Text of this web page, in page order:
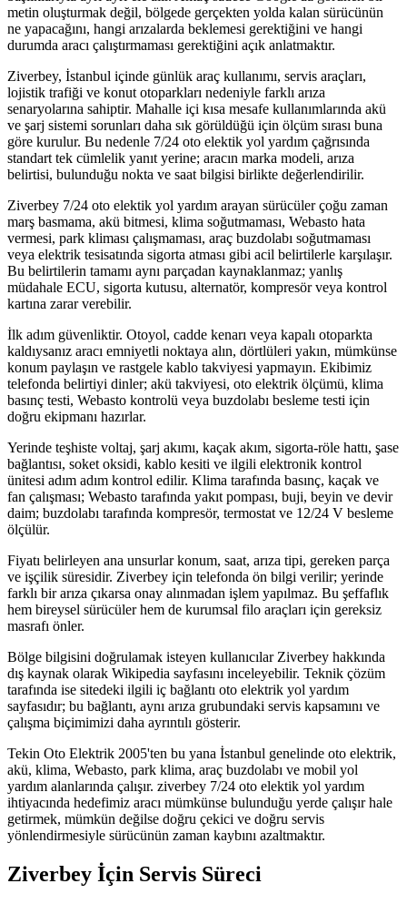
metin oluşturmak değil, bölgede gerçekten yolda kalan sürücünün
ne yapacağını, hangi arızalarda beklemesi gerektiğini ve hangi
durumda aracı çalıştırmaması gerektiğini açık anlatmaktır.
Ziverbey, İstanbul içinde günlük araç kullanımı, servis araçları,
lojistik trafiği ve konut otoparkları nedeniyle farklı arıza
senaryolarına sahiptir. Mahalle içi kısa mesafe kullanımlarında akü
ve şarj sistemi sorunları daha sık görüldüğü için ölçüm sırası buna
göre kurulur. Bu nedenle 7/24 oto elektik yol yardım çağrısında
standart tek cümlelik yanıt yerine; aracın marka modeli, arıza
belirtisi, bulunduğu nokta ve saat bilgisi birlikte değerlendirilir.
Ziverbey 7/24 oto elektik yol yardım arayan sürücüler çoğu zaman
marş basmama, akü bitmesi, klima soğutmaması, Webasto hata
vermesi, park kliması çalışmaması, araç buzdolabı soğutmaması
veya elektrik tesisatında sigorta atması gibi acil belirtilerle karşılaşır.
Bu belirtilerin tamamı aynı parçadan kaynaklanmaz; yanlış
müdahale ECU, sigorta kutusu, alternatör, kompresör veya kontrol
kartına zarar verebilir.
İlk adım güvenliktir. Otoyol, cadde kenarı veya kapalı otoparkta
kaldıysanız aracı emniyetli noktaya alın, dörtlüleri yakın, mümkünse
konum paylaşın ve rastgele kablo takviyesi yapmayın. Ekibimiz
telefonda belirtiyi dinler; akü takviyesi, oto elektrik ölçümü, klima
basınç testi, Webasto kontrolü veya buzdolabı besleme testi için
doğru ekipmanı hazırlar.
Yerinde teşhiste voltaj, şarj akımı, kaçak akım, sigorta-röle hattı, şase
bağlantısı, soket oksidi, kablo kesiti ve ilgili elektronik kontrol
ünitesi adım adım kontrol edilir. Klima tarafında basınç, kaçak ve
fan çalışması; Webasto tarafında yakıt pompası, buji, beyin ve devir
daim; buzdolabı tarafında kompresör, termostat ve 12/24 V besleme
ölçülür.
Fiyatı belirleyen ana unsurlar konum, saat, arıza tipi, gereken parça
ve işçilik süresidir. Ziverbey için telefonda ön bilgi verilir; yerinde
farklı bir arıza çıkarsa onay alınmadan işlem yapılmaz. Bu şeffaflık
hem bireysel sürücüler hem de kurumsal filo araçları için gereksiz
masrafı önler.
Bölge bilgisini doğrulamak isteyen kullanıcılar Ziverbey hakkında
dış kaynak olarak Wikipedia sayfasını inceleyebilir. Teknik çözüm
tarafında ise sitedeki ilgili iç bağlantı oto elektrik yol yardım
sayfasıdır; bu bağlantı, aynı arıza grubundaki servis kapsamını ve
çalışma biçimimizi daha ayrıntılı gösterir.
Tekin Oto Elektrik 2005'ten bu yana İstanbul genelinde oto elektrik,
akü, klima, Webasto, park klima, araç buzdolabı ve mobil yol
yardım alanlarında çalışır. ziverbey 7/24 oto elektik yol yardım
ihtiyacında hedefimiz aracı mümkünse bulunduğu yerde çalışır hale
getirmek, mümkün değilse doğru çekici ve doğru servis
yönlendirmesiyle sürücünün zaman kaybını azaltmaktır.
Ziverbey İçin Servis Süreci